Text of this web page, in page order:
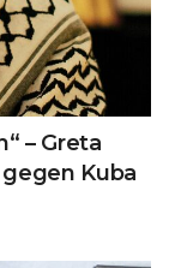
– Greta
Kuba